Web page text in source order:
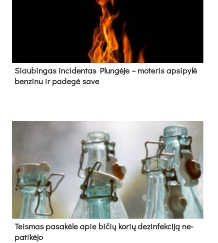
Siau­bin­gas in­ci­den­tas Plun­gė­je – mo­te­ris ap­si­py­lė
ben­zi­nu ir pa­de­gė sa­ve
Teis­mas pa­sa­kė­le apie bi­čių ko­rių de­zin­fek­ci­ją ne­
pa­ti­kė­jo